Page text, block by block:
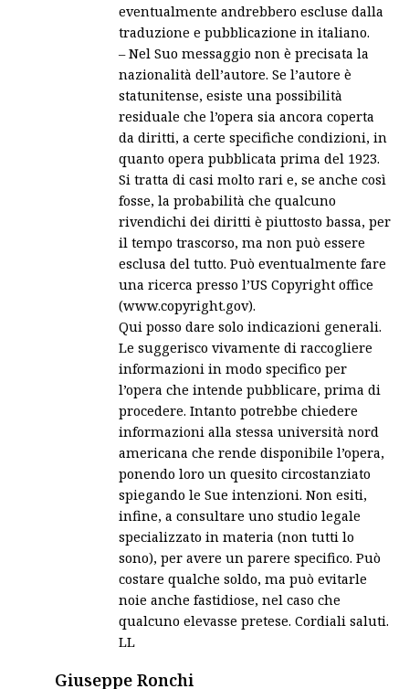
eventualmente andrebbero escluse dalla
traduzione e pubblicazione in italiano.
– Nel Suo messaggio non è precisata la
nazionalità dell’autore. Se l’autore è
statunitense, esiste una possibilità
residuale che l’opera sia ancora coperta
da diritti, a certe specifiche condizioni, in
quanto opera pubblicata prima del 1923.
Si tratta di casi molto rari e, se anche così
fosse, la probabilità che qualcuno
rivendichi dei diritti è piuttosto bassa, per
il tempo trascorso, ma non può essere
esclusa del tutto. Può eventualmente fare
una ricerca presso l’US Copyright office
(www.copyright.gov).
Qui posso dare solo indicazioni generali.
Le suggerisco vivamente di raccogliere
informazioni in modo specifico per
l’opera che intende pubblicare, prima di
procedere. Intanto potrebbe chiedere
informazioni alla stessa università nord
americana che rende disponibile l’opera,
ponendo loro un quesito circostanziato
spiegando le Sue intenzioni. Non esiti,
infine, a consultare uno studio legale
specializzato in materia (non tutti lo
sono), per avere un parere specifico. Può
costare qualche soldo, ma può evitarle
noie anche fastidiose, nel caso che
qualcuno elevasse pretese. Cordiali saluti.
LL
Giuseppe Ronchisays: